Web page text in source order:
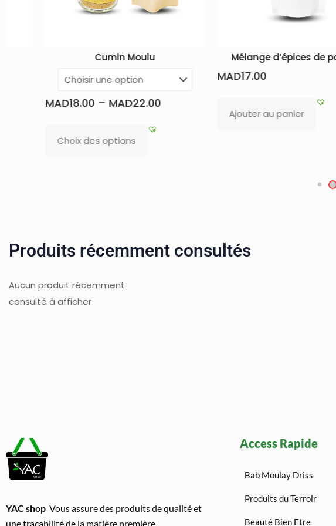
22.00
Mélange d’épices de poisson
MAD17.00
13.00
Produits récemment consultés
Aucun produit récemment
consulté à afficher
YAC shop Vous assure des produits de qualité et
une traçabilité de la matière première.
Access Rapide
Bab Moulay Driss
Produits du Terroir
Beauté Bien Etre